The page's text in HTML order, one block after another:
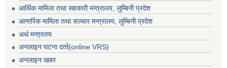
आर्थिक मामिला तथा सहकारी मन्त्रालय, लुम्बिनी प्रदेश
आन्तरिक मामिला तथा सञ्चार मन्त्रालय, लुम्बिनी प्रदेश
अर्थ मन्त्रलय
अनलाइन घटना दर्ता(online VRS)
अनलाइन खबर